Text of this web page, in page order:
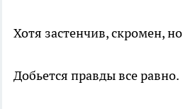
Хотя застенчив, скромен, но
Добьется правды все равно.